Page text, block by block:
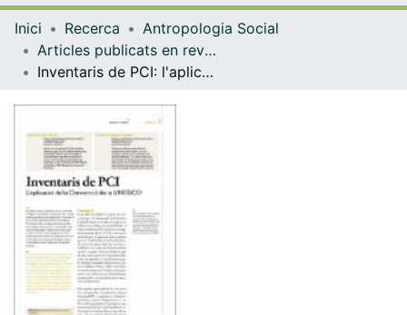
Navega per tot el DD
Com publicar
Inici Recerca
Antropologia Social
Articles publicats en revistes (Antropologia Social)
Inventaris de PCI: l'aplicació de la Convenció de la UNESCO